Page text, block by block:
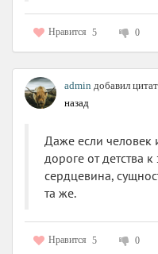
Нравится 5 0
admin добавил
назад
Даже если человек
дороге от детства к
сердцевина,
та же.
Нравится 5 0